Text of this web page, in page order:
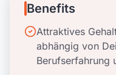
Benefits
Attraktives
abhängig von
Berufserfahrung